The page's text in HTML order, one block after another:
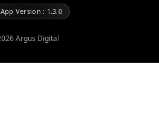
Version : 1.3.0
Argus Digital